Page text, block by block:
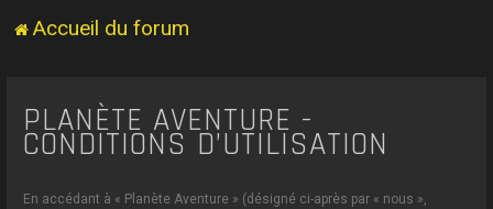
Accueil du forum
PLANÈTE AVENTURE -
CONDITIONS D’UTILISATION
En accédant à « Planète Aventure » (désigné ci-après par « nous »,